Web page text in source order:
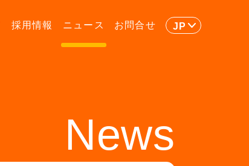
採用情報 ニュース お問合せ JP
News